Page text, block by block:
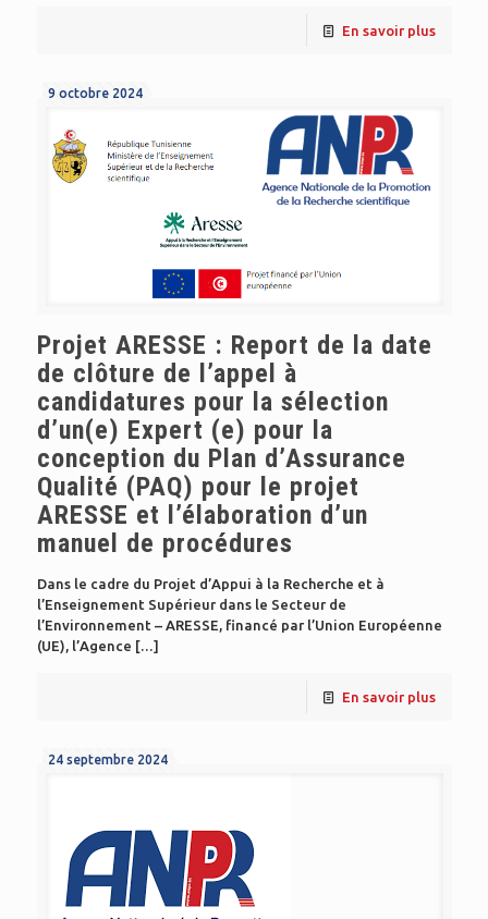
En savoir plus
9 octobre 2024
Projet ARESSE : Report de la date
de clôture de l’appel à
candidatures pour la sélection
d’un(e) Expert (e) pour la
conception du Plan d’Assurance
Qualité (PAQ) pour le projet
ARESSE et l’élaboration d’un
manuel de procédures
Dans le cadre du Projet d’Appui à la Recherche et à
l’Enseignement Supérieur dans le Secteur de
l’Environnement – ARESSE, financé par l’Union Européenne
(UE), l’Agence […]
En savoir plus
24 septembre 2024